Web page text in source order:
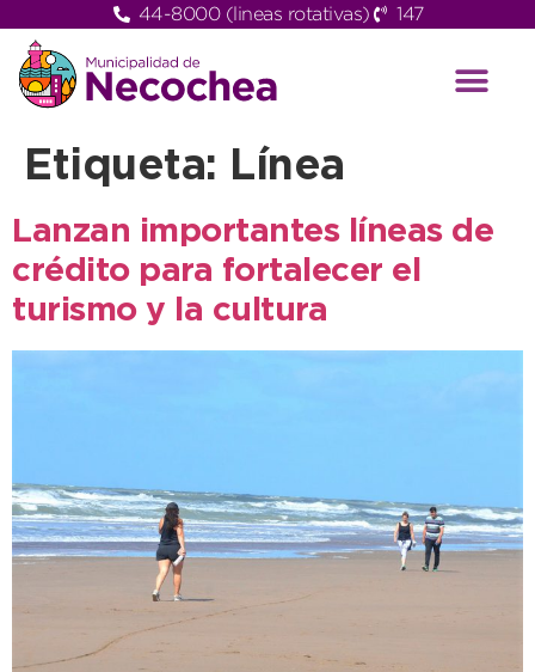
44-8000 (lineas rotativas) 147
Etiqueta: Línea
Lanzan importantes líneas de
crédito para fortalecer el
turismo y la cultura